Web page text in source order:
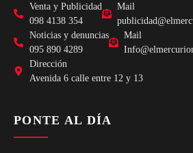
Venta y Publicidad
098 4138 354
Mail
Noticias y denuncias
095 890 4289
Mail
Dirección
Avenida 6 calle entre 12 y 13
PONTE AL DÍA